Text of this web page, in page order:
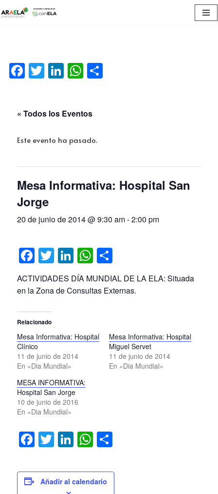
Facebook
Twitter
LinkedInWhatsApp
« Todos los Eventos
Este evento ha pasado.
Mesa Informativa: Hospital San
Jorge
20 de junio de 2014 @ 9:30 am-2:00 pm
Facebook
Twitter
LinkedIn
WhatsApp
ACTIVIDADES DÍA MUNDIAL DE LA ELA: Situada
en la Zona de Consultas Externas.
Relacionado
Mesa Informativa: Hospital
Clínico
11 de junio de 2014
En «Dia Mundial»
Mesa Informativa: Hospital
Miguel Servet
11 de junio de 2014
En «Dia Mundial»
MESA INFORMATIVA:
Hospital San Jorge
10 de junio de 2016
En «Dia Mundial»
Facebook
Twitter
LinkedIn
WhatsApp
Añadir al calendario